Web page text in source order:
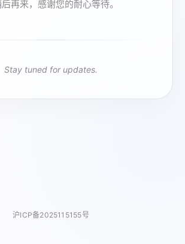
再来，感谢您的耐心等待。
Stay tuned for updates.
沪ICP备2025115155号